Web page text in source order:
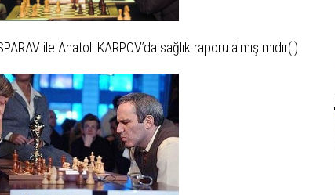
ile Anatoli KARPOV’da sağlık raporu almış mıdır(!)